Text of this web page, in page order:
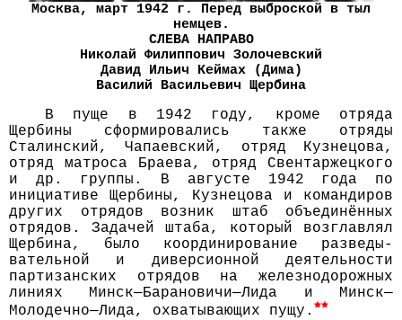
Москва, март 1942 г. Перед выброской в тыл
немцев.
СЛЕВА НАПРАВО
Николай Филиппович Золочевский
Давид Ильич Кеймах (Дима)
Василий Васильевич Щербина
В пуще в 1942 году, кроме отряда
Щербины сформи­ровались также отряды
Сталин­ский, Чапаев­ский, отряд Кузнецова,
отряд матроса Браева, отряд Свентар­жецкого
и др. группы. В августе 1942 года по
иници­ативе Щербины, Кузнецова и коман­диров
других отрядов возник штаб объеди­нённых
отрядов. Задачей штаба, который возглав­лял
Щербина, было коорди­нирование разведы­
вательной и дивер­сионной деятель­ности
партизан­ских отрядов на железно­дорожных
линиях Минск—Барановичи—Лида и Минск—
Молодечно—Лида, охва­ты­вающих пущу.